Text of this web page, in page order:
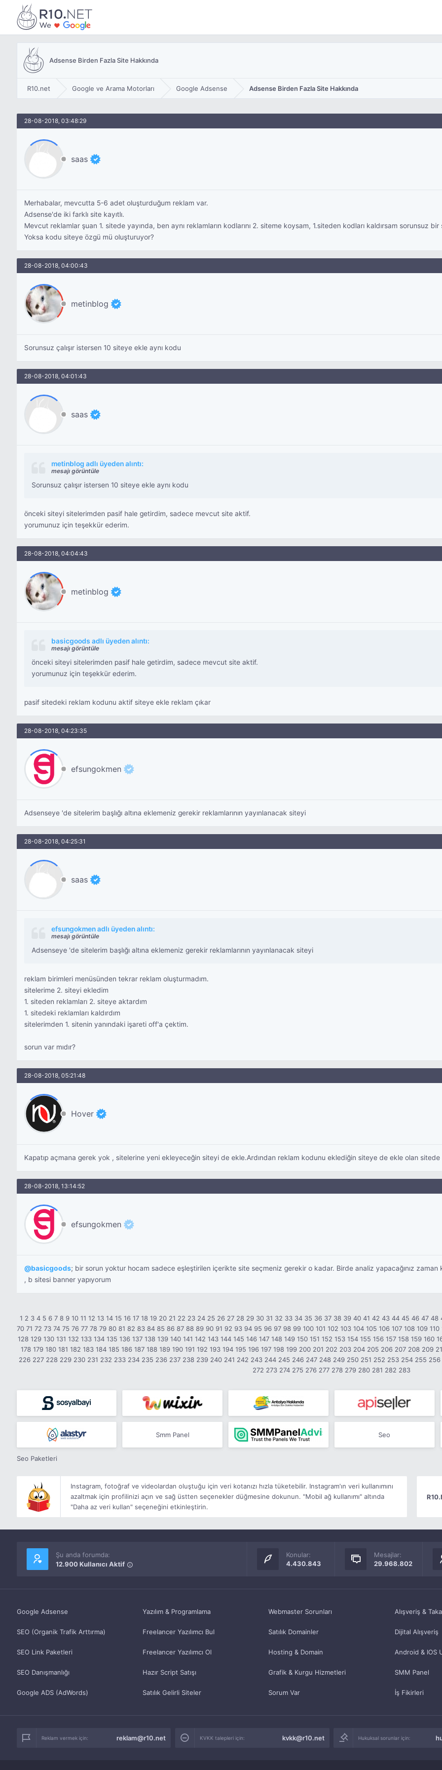
Adsense Birden Fazla Site Hakkında
R10.net Google ve Arama Motorları Google Adsense Adsense Birden Fazla Site Hakkında
28-08-2018, 03:48:29
saas
Merhabalar, mevcutta 5-6 adet oluşturduğum reklam var.
Adsense'de iki farklı site kayıtlı.
Mevcut reklamlar şuan 1. sitede yayında, ben aynı reklamların kodlarını 2. siteme koysam, 1.siteden kodları kaldırsam sorunsuz bir
Yoksa kodu siteye özgü mü oluşturuyor?
28-08-2018, 04:00:43
metinblog
Sorunsuz çalışır istersen 10 siteye ekle aynı kodu
28-08-2018, 04:01:43
saas
metinblog adlı üyeden alıntı:
mesajı görüntüle
Sorunsuz çalışır istersen 10 siteye ekle aynı kodu
önceki siteyi sitelerimden pasif hale getirdim, sadece mevcut site aktif.
yorumunuz için teşekkür ederim.
28-08-2018, 04:04:43
metinblog
basicgoods adlı üyeden alıntı:
mesajı görüntüle
önceki siteyi sitelerimden pasif hale getirdim, sadece mevcut site aktif.
yorumunuz için teşekkür ederim.
pasif sitedeki reklam kodunu aktif siteye ekle reklam çıkar
28-08-2018, 04:23:35
efsungokmen
Adsenseye 'de sitelerim başlığı altına eklemeniz gerekir reklamlarının yayınlanacak siteyi
28-08-2018, 04:25:31
saas
efsungokmen adlı üyeden alıntı:
mesajı görüntüle
Adsenseye 'de sitelerim başlığı altına eklemeniz gerekir reklamlarının yayınlanacak siteyi
reklam birimleri menüsünden tekrar reklam oluşturmadım.
sitelerime 2. siteyi ekledim
1. siteden reklamları 2. siteye aktardım
1. sitedeki reklamları kaldırdım
sitelerimden 1. sitenin yanındaki işareti off'a çektim.
sorun var mıdır?
28-08-2018, 05:21:48
Hover
Kapatıp açmana gerek yok , sitelerine yeni ekleyeceğin siteyi de ekle.Ardından reklam kodunu eklediğin siteye de ekle olan
28-08-2018, 13:14:52
efsungokmen
@basicgoods; bir sorun yoktur hocam sadece eşleştirilen içerikte site seçmeniz gerekir o kadar. Birde analiz yapacağınız zaman
, b sitesi banner yapıyorum
1 2 3 4 5 6 7 8 9 10 11 12 13 14 15 16 17 18 19 20 21 22 23 24 25 26 27 28 29 30 31 32 33 34 35 36 37 38 39 40 41 42 43 44 45 46 47 48
70 71 72 73 74 75 76 77 78 79 80 81 82 83 84 85 86 87 88 89 90 91 92 93 94 95 96 97 98 99 100 101 102 103 104 105 106 107 108 109 110
128 129 130 131 132 133 134 135 136 137 138 139 140 141 142 143 144 145 146 147 148 149 150 151 152 153 154 155 156 157 158 159 160
178 179 180 181 182 183 184 185 186 187 188 189 190 191 192 193 194 195 196 197 198 199 200 201 202 203 204 205 206 207 208 209
226 227 228 229 230 231 232 233 234 235 236 237 238 239 240 241 242 243 244 245 246 247 248 249 250 251 252 253 254 255 256
272 273 274 275 276 277 278 279 280 281 282 283
Smm Panel Seo
Seo Paketleri
Instagram, fotoğraf ve videolardan oluştuğu için veri kotanızı hızla tüketebilir. Instagram'ın veri kullanımını
azaltmak için profilinizi açın ve sağ üstten seçenekler düğmesine dokunun. "Mobil ağ kullanımı" altında
"Daha az veri kullan" seçeneğini etkinleştirin.
Şu anda forumda:
12.900 Kullanıcı Aktif
Konular:
4.430.843
Mesajlar:
29.968.802
Google Adsense
SEO (Organik Trafik Arttırma)
SEO Link Paketleri
SEO Danışmanlığı
Google ADS (AdWords)
Yazılım & Programlama
Freelancer Yazılımcı Bul
Freelancer Yazılımcı Ol
Hazır Script Satışı
Satılık Gelirli Siteler
Webmaster Sorunları
Satılık Domainler
Hosting & Domain
Grafik & Kurgu Hizmetleri
Sorum Var
Alışveriş &
Dijital Alışveriş
Android & IOS
SMM Panel
İş Fikirleri
Reklam vermek için: reklam@r10.net KVKK talepleri için: kvkk@r10.net Hukuksal sorunlar için: